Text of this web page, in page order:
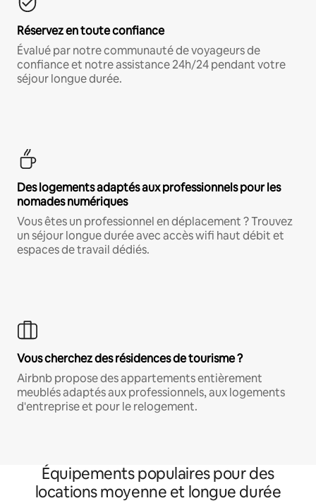
Réservez en toute confiance
Évalué par notre communauté de voyageurs de
confiance et notre assistance 24h/24 pendant votre
séjour longue durée.
Des logements adaptés aux professionnels pour les
nomades numériques
Vous êtes un professionnel en déplacement ? Trouvez
un séjour longue durée avec accès wifi haut débit et
espaces de travail dédiés.
Vous cherchez des résidences de tourisme ?
Airbnb propose des appartements entièrement
meublés adaptés aux professionnels, aux logements
d'entreprise et pour le relogement.
Équipements populaires pour des
locations moyenne et longue durée